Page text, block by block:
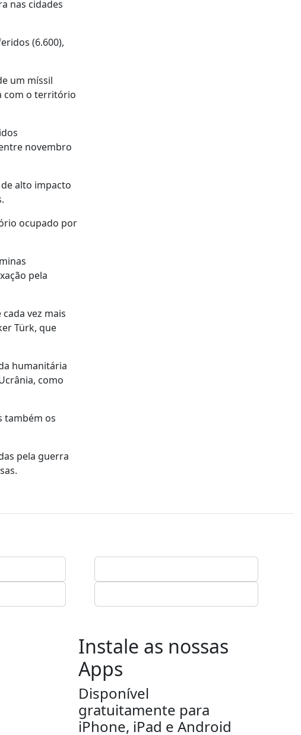
nas cidades
(6.600),
um míssil
com o território
novembro
alto impacto
ocupado por
pela
vez mais
Türk, que
humanitária
como
também os
pela guerra
Instale as nossas
Apps
Disponível
gratuitamente para
iPhone, iPad e Android